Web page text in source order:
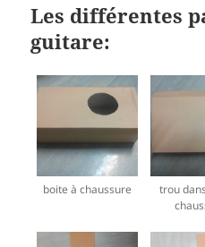
Les différentes
guitare:
boite à chaussure
trou